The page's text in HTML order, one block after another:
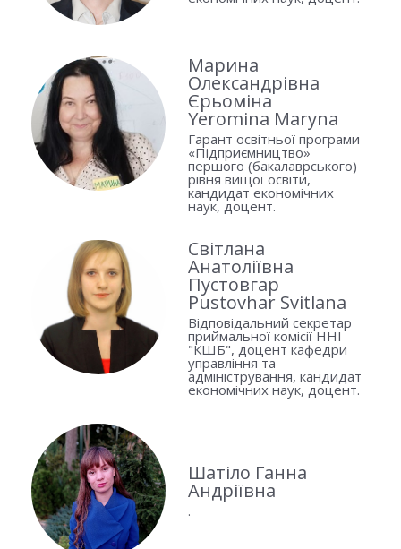
Марина
Олександрівна
Єрьоміна
Yeromina Maryna
Гарант освітньої програми
«Підприємництво»
першого (бакалаврського)
рівня вищої освіти,
кандидат економічних
наук, доцент.
Світлана
Анатоліївна
Пустовгар
Pustovhar Svitlana
Відповідальний секретар
приймальної комісії ННІ
"КШБ", доцент кафедри
управління та
адміністрування, кандидат
економічних наук, доцент.
Шатіло Ганна
Андріївна
.